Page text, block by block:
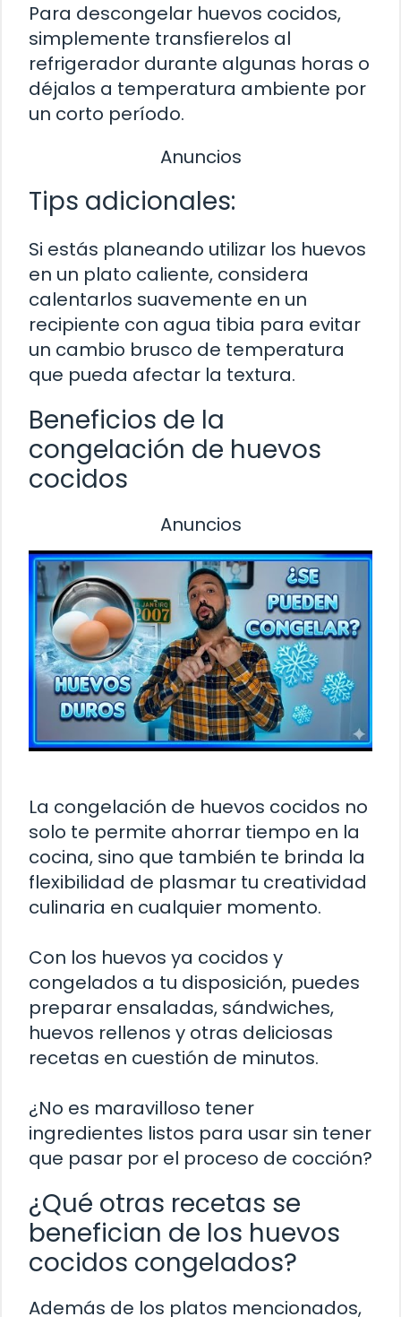
Para descongelar huevos cocidos,
simplemente transfierelos al
refrigerador durante algunas horas o
déjalos a temperatura ambiente por
un corto período.
Anuncios
Tips adicionales:
Si estás planeando utilizar los huevos
en un plato caliente, considera
calentarlos suavemente en un
recipiente con agua tibia para evitar
un cambio brusco de temperatura
que pueda afectar la textura.
Beneficios de la
congelación de huevos
cocidos
Anuncios
La congelación de huevos cocidos no
solo te permite ahorrar tiempo en la
cocina, sino que también te brinda la
flexibilidad de plasmar tu creatividad
culinaria en cualquier momento.
Con los huevos ya cocidos y
congelados a tu disposición, puedes
preparar ensaladas, sándwiches,
huevos rellenos y otras deliciosas
recetas en cuestión de minutos.
¿No es maravilloso tener
ingredientes listos para usar sin tener
que pasar por el proceso de cocción?
¿Qué otras recetas se
benefician de los huevos
cocidos congelados?
Además de los platos mencionados,